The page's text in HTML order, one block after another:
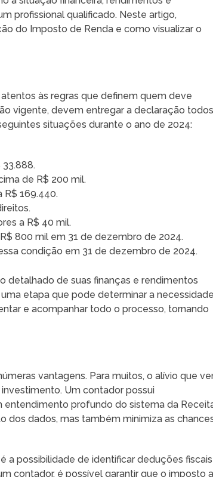
profissional qualificado. Neste artigo,
do Imposto de Renda e como visualizar o
às regras que definem quem deve
vigente, devem entregar a declaração todos
situações durante o ano de 2024:
de R$ 200 mil.
R$ 169.440.
a R$ 40 mil.
800 mil em 31 de dezembro de 2024.
condição em 31 de dezembro de 2024.
detalhado de suas finanças e rendimentos
etapa que pode determinar a necessidade
e acompanhar todo o processo, tornando
vantagens. Para muitos, o alívio que
Um contador possui
entendimento profundo do sistema da
dos dados, mas também minimiza as
a possibilidade de identificar deduções fiscais
contador, é possível garantir que o imposto a